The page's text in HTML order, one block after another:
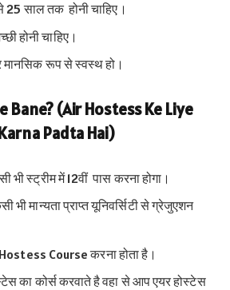
साल तक होनी चाहिए।
होनी चाहिए।
मानसिक रूप से स्वस्थ हो।
Bane? (Air Hostess Ke Liye
Padta Hai)
स्ट्रीम में 12वीं पास करना होगा।
भी मान्यता प्राप्त यूनिवर्सिटी से ग्रेजुएशन
Course करना होता है।
का कोर्स करवाते है वहा से आप एयर होस्टेस